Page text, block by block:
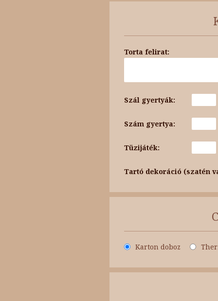
Torta felirat:
Szál gyertyák:
Szám gyertya:
Tüzijáték:
Tartó dekoráció (szatén
Karton doboz